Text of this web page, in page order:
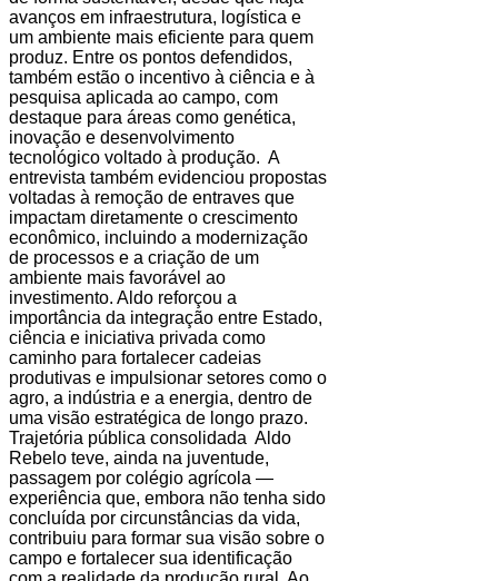
avanços em infraestrutura, logística e
um ambiente mais eficiente para quem
produz. Entre os pontos defendidos,
também estão o incentivo à ciência e à
pesquisa aplicada ao campo, com
destaque para áreas como genética,
inovação e desenvolvimento
tecnológico voltado à produção. A
entrevista também evidenciou propostas
voltadas à remoção de entraves que
impactam diretamente o crescimento
econômico, incluindo a modernização
de processos e a criação de um
ambiente mais favorável ao
investimento. Aldo reforçou a
importância da integração entre Estado,
ciência e iniciativa privada como
caminho para fortalecer cadeias
produtivas e impulsionar setores como o
agro, a indústria e a energia, dentro de
uma visão estratégica de longo prazo.
Trajetória pública consolidada Aldo
Rebelo teve, ainda na juventude,
passagem por colégio agrícola —
experiência que, embora não tenha sido
concluída por circunstâncias da vida,
contribuiu para formar sua visão sobre o
campo e fortalecer sua identificação